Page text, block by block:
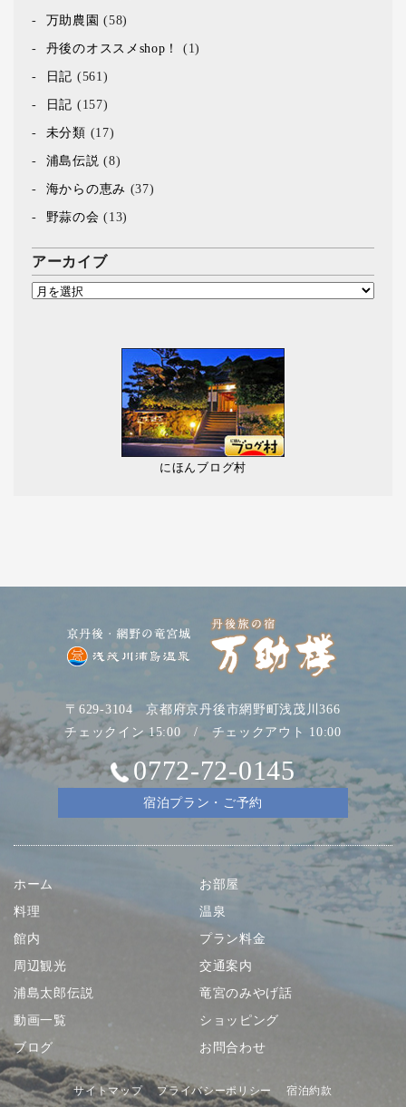
万助農園 (58)
丹後のオススメshop！ (1)
日記 (561)
日記 (157)
未分類 (17)
浦島伝説 (8)
海からの恵み (37)
野蒜の会 (13)
アーカイブ
にほんブログ村
〒629-3104 京都府京丹後市網野町浅茂川366
チェックイン 15:00 / チェックアウト 10:00
0772-72-0145
宿泊プラン・ご予約
ホーム
お部屋
料理
温泉
館内
プラン料金
周辺観光
交通案内
浦島太郎伝説
竜宮のみやげ話
動画一覧
ショッピング
ブログ
お問合わせ
サイトマップ プライバシーポリシー 宿泊約款